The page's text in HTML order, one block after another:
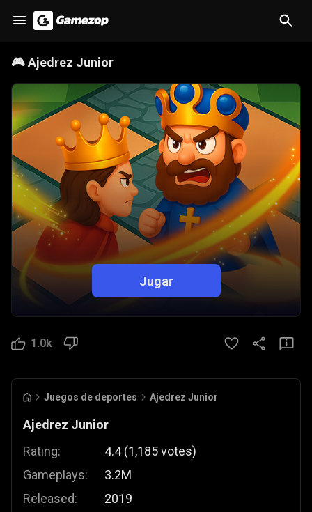
🎮Ajedrez Junior
Jugar
1.0k
Juegos de deportes Ajedrez Junior
Ajedrez Junior
Rating:
Gameplays:
Released:
4.4 (1,185votes)
3.2M
2019